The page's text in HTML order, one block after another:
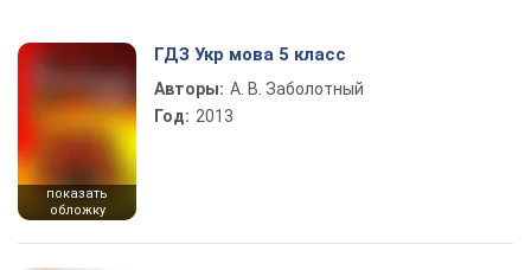
показать
обложку
ГДЗ Укр мова 5 класс
Авторы: А. В. Заболотный
Год: 2013